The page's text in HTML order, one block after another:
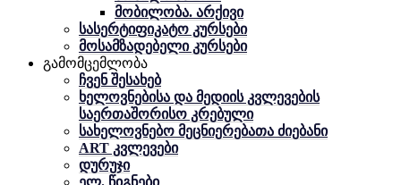
მობილობა. არქივი
სასერტიფიკატო კურსები
მოსამზადებელი კურსები
გამომცემლობა
ჩვენ შესახებ
ხელოვნებისა და მედიის კვლევების
საერთაშორისო კრებული
სახელოვნებო მეცნიერებათა ძიებანი
ART კვლევები
დურუჯი